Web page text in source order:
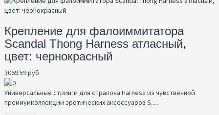
Крепление для фалоиммитатора
Scandal Thong Harness атласный,
цвет: чернокрасный
3069.59 руб
Универсальные стринги для страпона Harness из чувственной
премиумколлекции эротических аксессуаров S.....